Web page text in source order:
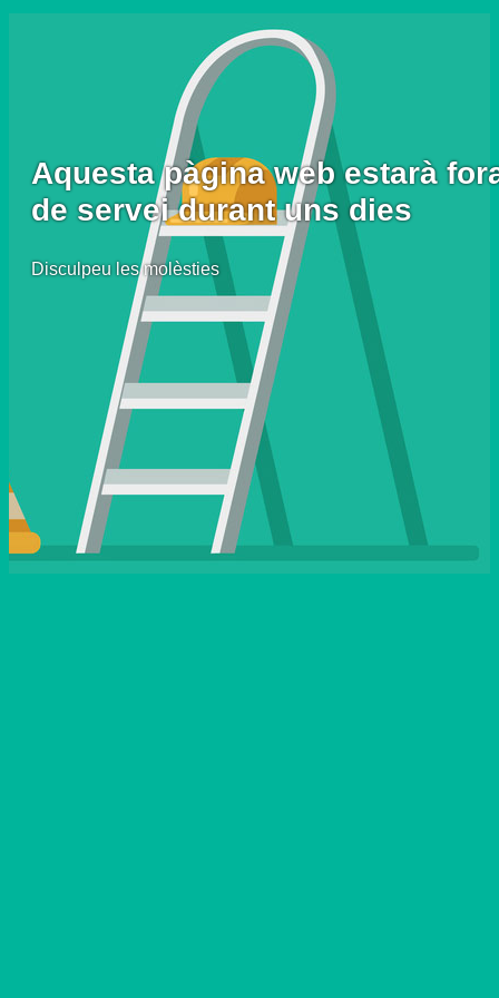
Aquesta pàgina web estarà
de servei durant uns dies
Disculpeu les molèsties